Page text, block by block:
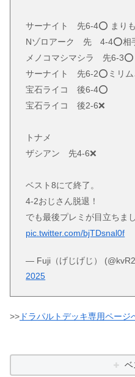
サーナイト 先6-4⭕️ まり
Nゾロアーク 先 4-4⭕️相
メノコマシマシラ 先6-3⭕️
サーナイト 先6-2⭕️ミリム
宝石ライコ 後6-4⭕️
宝石ライコ 後2-6❌
トナメ
ザシアン 先4-6❌
ベスト8にて終了。
4-2おじさん脱退！
でも最後プレミが目立ちま
pic.twitter.com/bjTDsnal0f
— Fuji（げじげじ）
2025
>> ドラパルトデッキ専用ページ
ベ